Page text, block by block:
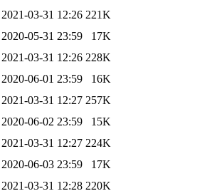
2021-03-31 12:26 221K
2020-05-31 23:59
17K
2021-03-31 12:26 228K
2020-06-01 23:59
16K
2021-03-31 12:27 257K
2020-06-02 23:59
15K
2021-03-31 12:27 224K
2020-06-03 23:59
17K
2021-03-31 12:28 220K